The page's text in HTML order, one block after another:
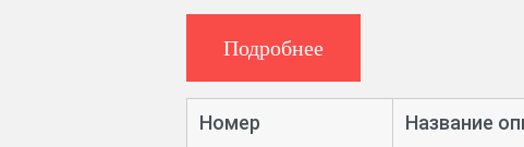
Подробнее
Номер Название